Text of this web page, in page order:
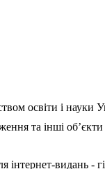
освіти і
та інші
інтернет-